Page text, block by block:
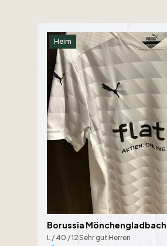
Heim
L / 40 / 12Sehr gutHerren